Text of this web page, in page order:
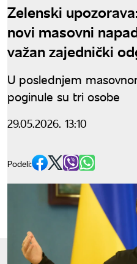
Zelenski
novi masovni
važan zajednički
U poslednjem
poginule su tri osobe
29.05.2026. 13:10
Podeli: